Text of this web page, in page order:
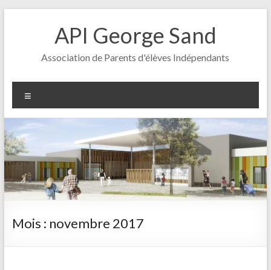
API George Sand
Association de Parents d'élèves Indépendants
Mois : novembre 2017